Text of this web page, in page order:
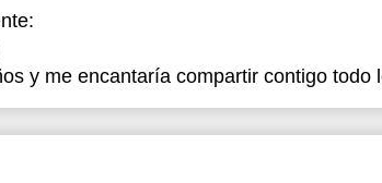
y me encantaría compartir contigo todo